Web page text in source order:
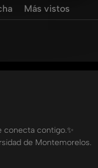
negocio; con
Lab @Zargundental
#Montemorelos
Más vistos
conecta contigo.✨
de Montemorelos.